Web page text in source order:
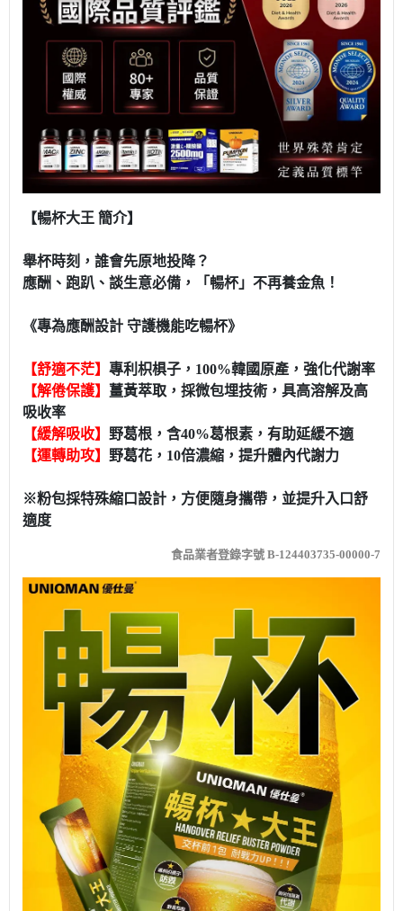
【暢杯大王 簡介】
舉杯時刻，誰會先原地投降？
應酬、跑趴、談生意必備，「暢杯」不再養金魚！
《專為應酬設計 守護機能吃暢杯》
【舒適不茫】 專利枳椇子，100%韓國原產，強化代謝率
【解倦保護】 薑黃萃取，採微包埋技術，具高溶解及高
吸收率
【緩解吸收】 野葛根，含40%葛根素，有助延緩不適
【運轉助攻】 野葛花，10倍濃縮，提升體內代謝力
※粉包採特殊縮口設計，方便隨身攜帶，並提升入口舒
適度
食品業者登錄字號 B-124403735-00000-7